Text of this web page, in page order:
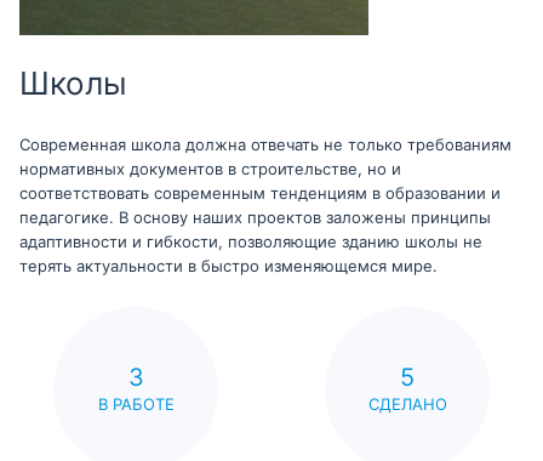
Школы
Современная школа должна отвечать не только требованиям
нормативных документов в строительстве, но и
соответствовать современным тенденциям в образовании и
педагогике. В основу наших проектов заложены принципы
адаптивности и гибкости, позволяющие зданию школы не
терять актуальности в быстро изменяющемся мире.
3
В РАБОТЕ
5
СДЕЛАНО